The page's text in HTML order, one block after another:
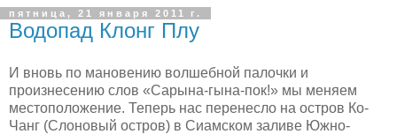
пятница, 21 января 2011 г.
Водопад Клонг Плу
И вновь по мановению волшебной палочки и
произнесению слов «Сарына-гына-пок!» мы меняем
местоположение. Теперь нас перенесло на остров Ко-
Чанг (Слоновый остров) в Сиамском заливе Южно-